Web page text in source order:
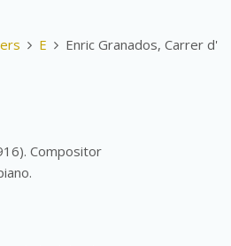
E Enric Granados, Carrer d'
Compositor